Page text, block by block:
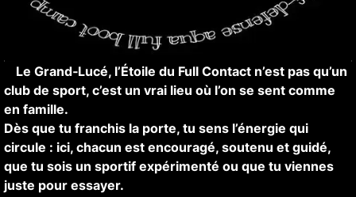
Le Grand‑Lucé, l’Étoile du Full Contact n’est pas qu’un
club de sport, c’est un vrai lieu où l’on se sent comme
en famille.
Dès que tu franchis la porte, tu sens l’énergie qui
circule : ici, chacun est encouragé, soutenu et guidé,
que tu sois un sportif expérimenté ou que tu viennes
juste pour essayer.